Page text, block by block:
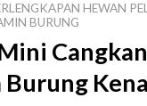
HEWAN
BURUNG
Burung